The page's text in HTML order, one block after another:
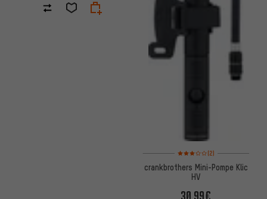
Note moyenne : 3 sur 5
(2)
crankbrothers Mini-Pompe Klic
HV